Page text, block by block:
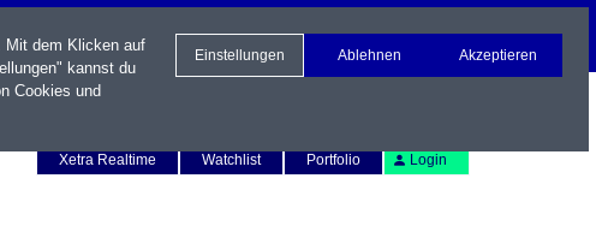
Xetra Realtime
Watchlist Portfolio Login
Mit dem Klicken auf
kannst du
Cookies und
Einstellungen Ablehnen Akzeptieren